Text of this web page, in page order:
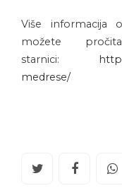
Više informacija
možete
starnici:
medrese/